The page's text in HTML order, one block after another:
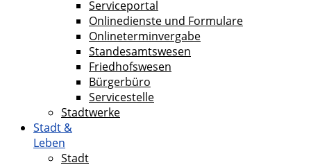
Serviceportal
Onlinedienste und Formulare
Onlineterminvergabe
Standesamtswesen
Friedhofswesen
Bürgerbüro
Servicestelle
Stadtwerke
Stadt &
Leben
Stadt